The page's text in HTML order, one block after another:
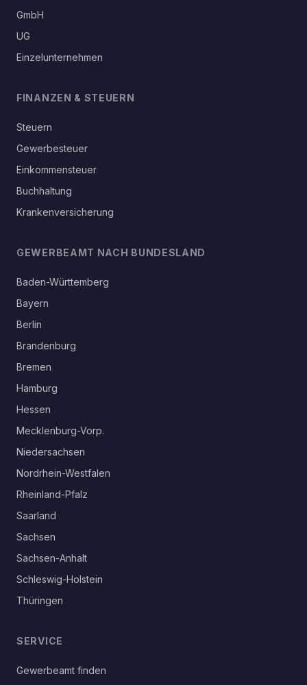
GmbH
UG
Einzelunternehmen
FINANZEN & STEUERN
Steuern
Gewerbesteuer
Einkommensteuer
Buchhaltung
Krankenversicherung
GEWERBEAMT NACH BUNDESLAND
Baden-Württemberg
Bayern
Berlin
Brandenburg
Bremen
Hamburg
Hessen
Mecklenburg-Vorp.
Niedersachsen
Nordrhein-Westfalen
Rheinland-Pfalz
Saarland
Sachsen
Sachsen-Anhalt
Schleswig-Holstein
Thüringen
SERVICE
Gewerbeamt finden